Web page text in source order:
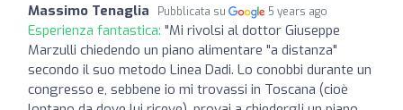
Massimo Tenaglia Pubblicata su 5 years ago
Esperienza fantastica: "Mi rivolsi al dottor Giuseppe
Marzulli chiedendo un piano alimentare "a distanza"
secondo il suo metodo Linea Dadi. Lo conobbi durante un
congresso e, sebbene io mi trovassi in Toscana (cioè